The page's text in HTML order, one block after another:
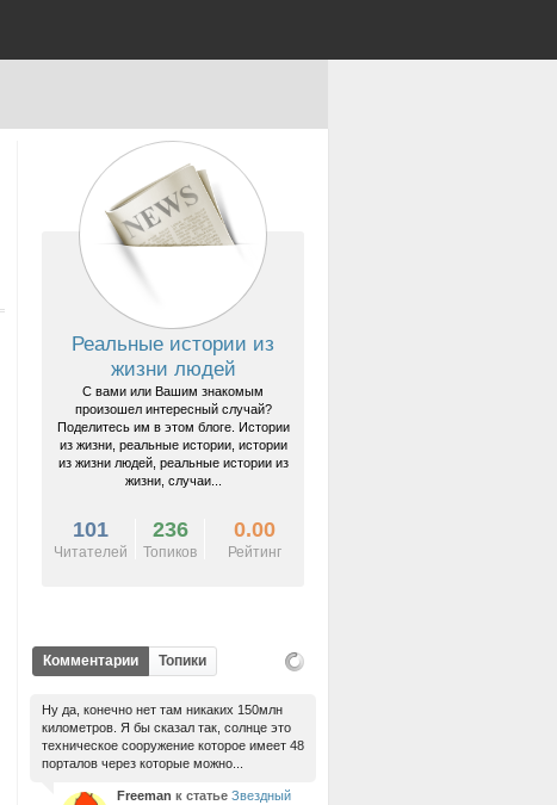
Реальные истории из
жизни людей
С вами или Вашим знакомым
произошел интересный случай?
Поделитесь им в этом блоге. Истории
из жизни, реальные истории, истории
из жизни людей, реальные истории из
жизни, случаи...
101
Читателей
236
Топиков
0.00
Рейтинг
Комментарии Топики
Ну да, конечно нет там никаких 150млн
километров. Я бы сказал так, солнце это
техническое сооружение которое имеет 48
порталов через которые можно...
Freeman к статье Звездный